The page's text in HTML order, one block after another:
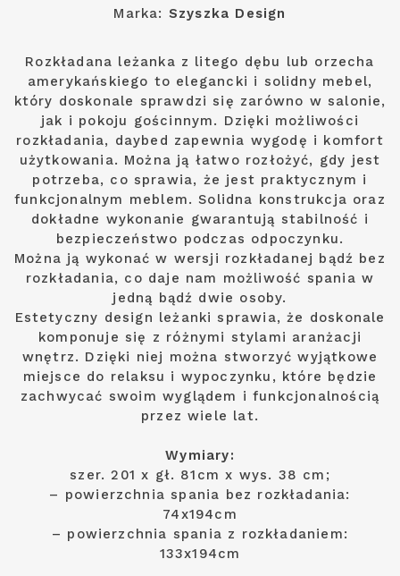
Marka: Szyszka Design
Rozkładana leżanka z litego dębu lub orzecha
amerykańskiego to elegancki i solidny mebel,
który doskonale sprawdzi się zarówno w salonie,
jak i pokoju gościnnym. Dzięki możliwości
rozkładania, daybed zapewnia wygodę i komfort
użytkowania. Można ją łatwo rozłożyć, gdy jest
potrzeba, co sprawia, że jest praktycznym i
funkcjonalnym meblem. Solidna konstrukcja oraz
dokładne wykonanie gwarantują stabilność i
bezpieczeństwo podczas odpoczynku.
Można ją wykonać w wersji rozkładanej bądź bez
rozkładania, co daje nam możliwość spania w
jedną bądź dwie osoby.
Estetyczny design leżanki sprawia, że doskonale
komponuje się z różnymi stylami aranżacji
wnętrz. Dzięki niej można stworzyć wyjątkowe
miejsce do relaksu i wypoczynku, które będzie
zachwycać swoim wyglądem i funkcjonalnością
przez wiele lat.
Wymiary:
szer. 201 x gł. 81cm x wys. 38 cm;
– powierzchnia spania bez rozkładania:
74x194cm
– powierzchnia spania z rozkładaniem:
133x194cm